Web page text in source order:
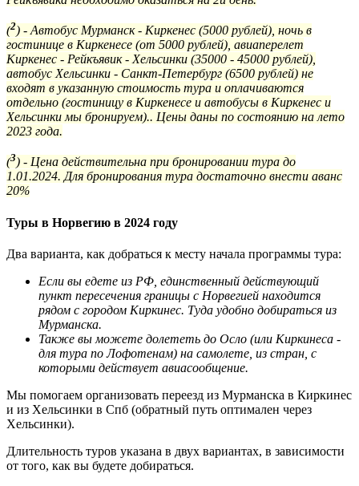
(2) - Автобус Мурманск - Киркенес (5000 рублей), ночь в
гостинице в Киркенесе (от 5000 рублей), авиаперелет
Киркенес - Рейкъявик - Хельсинки (35000 - 45000 рублей),
автобус Хельсинки - Санкт-Петербург (6500 рублей) не
входят в указанную стоимость тура и оплачиваются
отдельно (гостиницу в Киркенесе и автобусы в Киркенес и
Хельсинки мы бронируем).. Цены даны по состоянию на лето
2023 года.
(3) - Цена действительна при бронировании тура до
1.01.2024. Для бронирования тура достаточно внести аванс
20%
Туры в Норвегию в 2024 году
Два варианта, как добраться к месту начала программы тура:
Если вы едете из РФ, единственный действующий
пункт пересечения границы с Норвегией находится
рядом с городом Киркинес. Туда удобно добираться из
Мурманска.
Также вы можете долететь до Осло (или Киркинеса -
для тура по Лофотенам) на самолете, из стран, с
которыми действует авиасообщение.
Мы помогаем организовать переезд из Мурманска в Киркинес
и из Хельсинки в Спб (обратный путь оптимален через
Хельсинки).
Длительность туров указана в двух вариантах, в зависимости
от того, как вы будете добираться.